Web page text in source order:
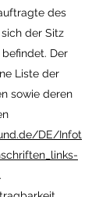
des
der Sitz
Der
Liste der
sowie deren
DE/Infot
.